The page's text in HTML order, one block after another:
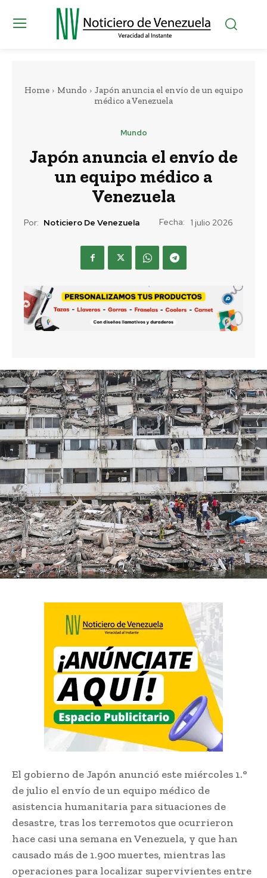
Home Mundo
Japón anuncia el envío de un equipo
médico a Venezuela
Mundo
Japón anuncia el envío de
un equipo médico a
Venezuela
Por: Noticiero De Venezuela Fecha: 1 julio 2026
El gobierno de Japón anunció este miércoles 1.°
de julio el envío de un equipo médico de
asistencia humanitaria para situaciones de
desastre, tras los terremotos que ocurrieron
hace casi una semana en Venezuela, y que han
causado más de 1.900 muertes, mientras las
operaciones para localizar supervivientes entre